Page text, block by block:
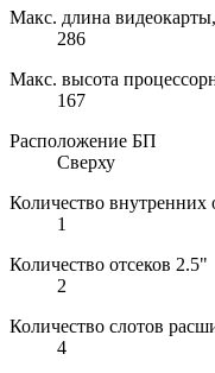
Макс. длина
286
Макс. высота
167
Расположение БП
Сверху
Количество внутренних
1
Количество отсеков 2.5"
2
Количество слотов
4